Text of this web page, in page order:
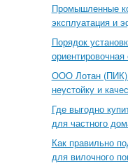
Промышленные
эксплуатация и
Порядок
ООО Лотан
неустойку и
Где выгодно
для частного
Как правильно
для вилочного